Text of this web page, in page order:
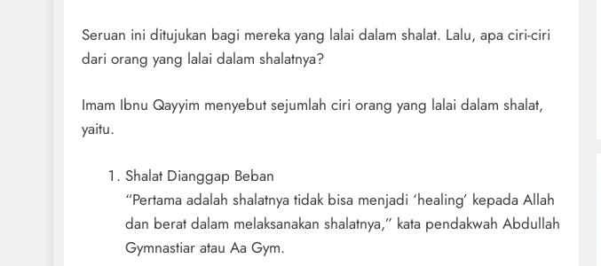
Seruan ini ditujukan bagi mereka yang lalai dalam shalat. Lalu, apa ciri-ciri
dari orang yang lalai dalam shalatnya?
Imam Ibnu Qayyim menyebut sejumlah ciri orang yang lalai dalam shalat,
yaitu.
Shalat Dianggap Beban
“Pertama adalah shalatnya tidak bisa menjadi ‘healing’ kepada Allah
dan berat dalam melaksanakan shalatnya,” kata pendakwah Abdullah
Gymnastiar atau Aa Gym.